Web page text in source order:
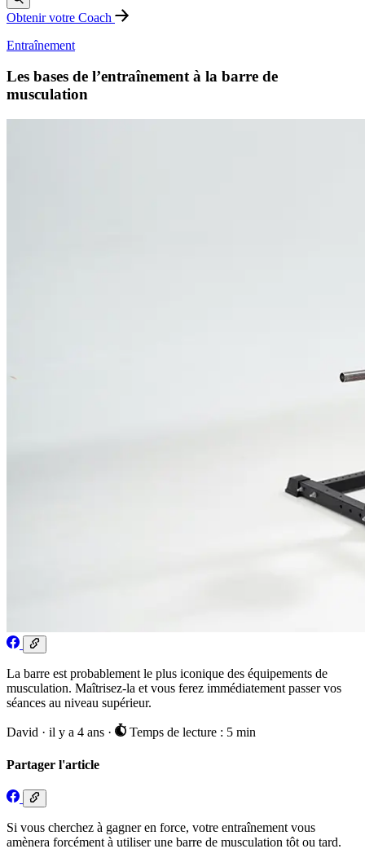
Obtenir votre Coach
Entraînement
Les bases de l’entraînement à la barre de
musculation
La barre est probablement le plus iconique des équipements de
musculation. Maîtrisez-la et vous ferez immédiatement passer vos
séances au niveau supérieur.
David · il y a 4 ans · Temps de lecture : 5 min
Partager l'article
Si vous cherchez à gagner en force, votre entraînement vous
amènera forcément à utiliser une barre de musculation tôt ou tard.